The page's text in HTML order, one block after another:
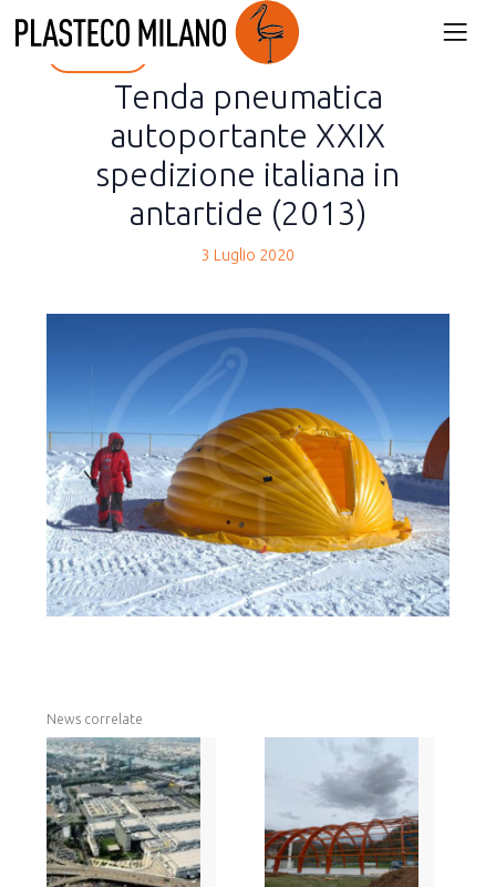
back
Tenda pneumatica
autoportante XXIX
spedizione italiana in
antartide (2013)
3 Luglio 2020
News correlate